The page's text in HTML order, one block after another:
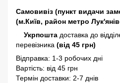
Самовивіз (пункт видачи
(м.Київ, район метро
Укрпошта доставка до
перевізника (від 45 грн)
Відправка: 1-3 робочих дні
Вартість: від 45 грн
Термін доставки: 2-7 днів